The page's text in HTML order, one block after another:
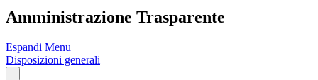
Amministrazione Trasparente
Espandi Menu
Disposizioni generali